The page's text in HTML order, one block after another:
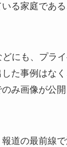
る家庭であ
にも、プラ
た事例はな
み画像が公
道の最前線